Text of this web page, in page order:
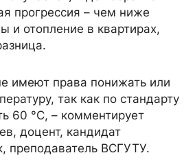
прогрессия – чем ниже
и отопление в квартирах,
имеют права понижать или
так как по стандарту
60 °С, – комментирует
доцент, кандидат
преподаватель ВСГУТУ.